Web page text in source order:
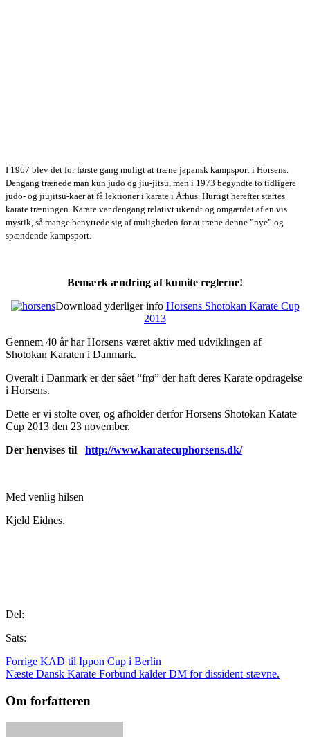
I 1967 blev det for første gang muligt at træne japansk kampsport i Horsens.
Dengang trænede man kun judo og jiu-jitsu, men i 1973 begyndte to tidligere
judo- og jiujitsu-kaer at få lektioner i karate i Århus. Hurtigt herefter startes
karate træningen. Karate var dengang relativt ukendt og omgærdet af en vis
mystik, så mange benyttede sig af muligheden for at træne denne ”nye” og
spændende kampsport.
Bemærk ændring af kumite reglerne!
Download yderliger info Horsens Shotokan Karate Cup
2013
Gennem 40 år har Horsens været aktiv med udviklingen af
Shotokan Karaten i Danmark.
Overalt i Danmark er der sået “frø” der haft deres Karate opdragelse
i Horsens.
Dette er vi stolte over, og afholder derfor Horsens Shotokan Katate
Cup 2013 den 23 november.
Der henvises til http://www.karatecuphorsens.dk/
Med venlig hilsen
Kjeld Eidnes.
Del:
Sats:
Forrige KAD til Ippon Cup i Berlin
Næste Dansk Karate Forbund kalder DM for dissident-stævne.
Om forfatteren